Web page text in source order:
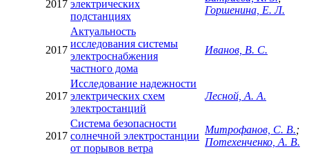
2017 электрических
подстанциях
Горшенина, Е. Л.
2017
Актуальность
исследования системы
электроснабжения
частного дома
Иванов, В. С.
2017
Исследование надежности
электрических схем
электростанций
Лесной, А. А.
2017
Система безопасности
солнечной электростанции
от порывов ветра
Митрофанов, С. В.;
Потехенченко, А. В.